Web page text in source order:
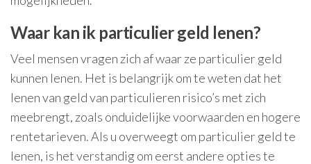
Waar kan ik particulier geld lenen?
Veel mensen vragen zich af waar ze particulier geld
kunnen lenen. Het is belangrijk om te weten dat het
lenen van geld van particulieren risico’s met zich
meebrengt, zoals onduidelijke voorwaarden en hogere
rentetarieven. Als u overweegt om particulier geld te
lenen, is het verstandig om eerst andere opties te